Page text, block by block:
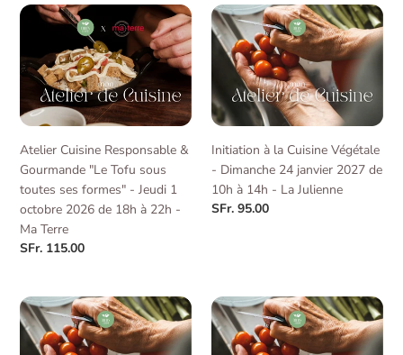
e
c
t
i
o
n
Atelier
Responsable
&
Gourmande
"Le
Tofu
sous
toutes
ses
formes"
-
Jeudi
2026
de
18h
Atelier Cuisine Responsable &
Gourmande "Le Tofu sous
toutes ses formes" - Jeudi 1
octobre 2026 de 18h à 22h -
Ma Terre
Regular
SFr. 115.00
Initiation
à
Cuisine
Végétale
-
Dimanche
24
janvier
2027
de
La
Julienne
Initiation à la Cuisine Végétale
- Dimanche 24 janvier 2027 de
10h à 14h - La Julienne
Regular
SFr. 95.00
Initiation
à
Initiation
à